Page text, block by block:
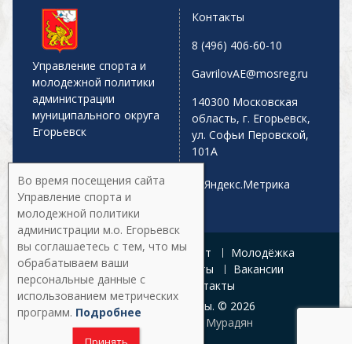
Управление спорта и
молодежной политики
администрации
муниципального округа
Егорьевск
Контакты
8 (496) 406-60-10
GavrilovAE@mosreg.ru
140300 Московская
область, г. Егорьевск,
ул. Софьи Перовской,
101А
Главная Афиша Спорт
Молодёжка
Управление
Документы
Вакансии
Галерея
Контакты
Все права защищены. © 2026
Разработка:
Армен Мурадян
Во время посещения сайта
Управление спорта и
молодежной политики
администрации м.о. Егорьевск
вы соглашаетесь с тем, что мы
обрабатываем ваши
персональные данные с
использованием метрических
программ. Подробнее